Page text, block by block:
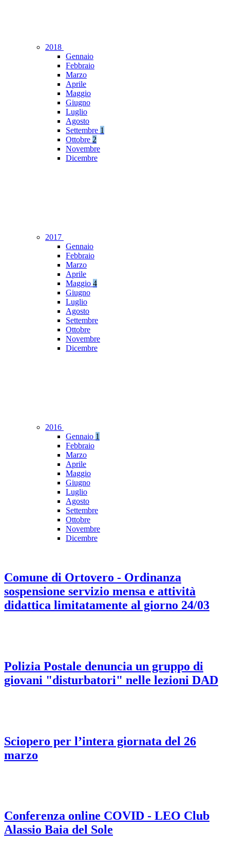
2018
Gennaio
Febbraio
Marzo
Aprile
Maggio
Giugno
Luglio
Agosto
Settembre 1
Ottobre 2
Novembre
Dicembre
2017
Gennaio
Febbraio
Marzo
Aprile
Maggio 4
Giugno
Luglio
Agosto
Settembre
Ottobre
Novembre
Dicembre
2016
Gennaio 1
Febbraio
Marzo
Aprile
Maggio
Giugno
Luglio
Agosto
Settembre
Ottobre
Novembre
Dicembre
Comune di Ortovero - Ordinanza
sospensione servizio mensa e attività
didattica limitatamente al giorno 24/03
Polizia Postale denuncia un gruppo di
giovani "disturbatori" nelle lezioni DAD
Sciopero per l’intera giornata del 26
marzo
Conferenza online COVID - LEO Club
Alassio Baia del Sole